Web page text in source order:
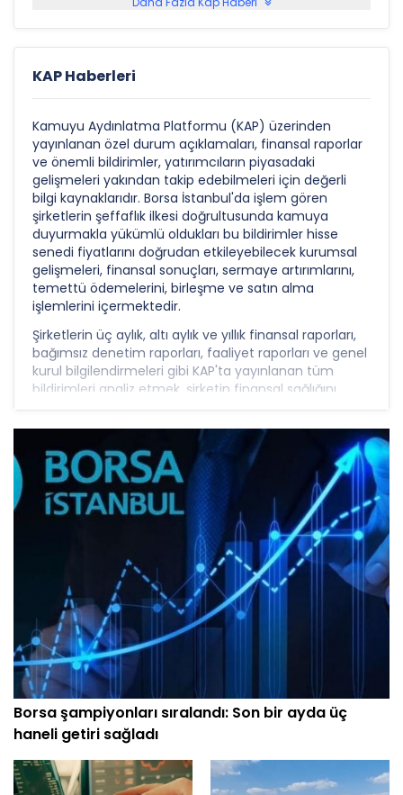
KAP Haberleri
Kamuyu Aydınlatma Platformu (KAP) üzerinden
yayınlanan özel durum açıklamaları, finansal raporlar
ve önemli bildirimler, yatırımcıların piyasadaki
gelişmeleri yakından takip edebilmeleri için değerli
bilgi kaynaklarıdır. Borsa İstanbul'da işlem gören
şirketlerin şeffaflık ilkesi doğrultusunda kamuya
duyurmakla yükümlü oldukları bu bildirimler hisse
senedi fiyatlarını doğrudan etkileyebilecek kurumsal
gelişmeleri, finansal sonuçları, sermaye artırımlarını,
temettü ödemelerini, birleşme ve satın alma
işlemlerini içermektedir.
Şirketlerin üç aylık, altı aylık ve yıllık finansal raporları,
bağımsız denetim raporları, faaliyet raporları ve genel
kurul bilgilendirmeleri gibi KAP'ta yayınlanan tüm
bildirimleri analiz etmek, şirketin finansal sağlığını,
büyüme potansiyelini ve gelecek stratejilerini
anlamak açısından büyük önem taşımaktadır.
Tecrübeli yatırımcılar KAP bildirimlerini derinlemesine
analiz ederek şirketlerin operasyonel performansları
hakkında detaylı bilgi edinir, finansal tablolardaki
değişimleri izler ve sektörel karşılaştırmalar yaparak
potansiyel yatırım fırsatlarını belirleyebilirler.
Borsa şampiyonları sıralandı: Son bir ayda üç
haneli getiri sağladı